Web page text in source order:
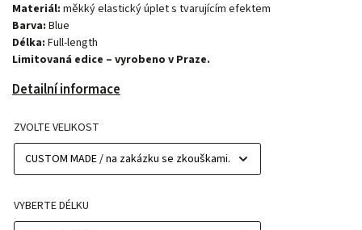
Materiál: měkký elastický úplet s tvarujícím efektem
Barva: Blue
Délka: Full-length
Limitovaná edice – vyrobeno v Praze.
Detailní informace
ZVOLTE VELIKOST
VYBERTE DÉLKU